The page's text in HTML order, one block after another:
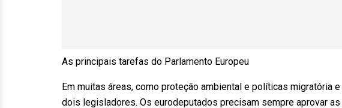
As principais tarefas do Parlamento Europeu
Em muitas áreas, como proteção ambiental e políticas migratória
dois legisladores. Os eurodeputados precisam sempre aprovar